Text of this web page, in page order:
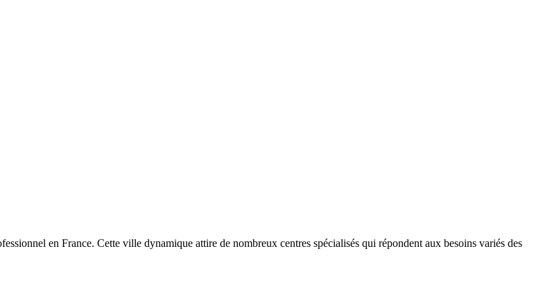
en France. Cette ville dynamique attire de nombreux centres spécialisés qui répondent aux besoins variés des